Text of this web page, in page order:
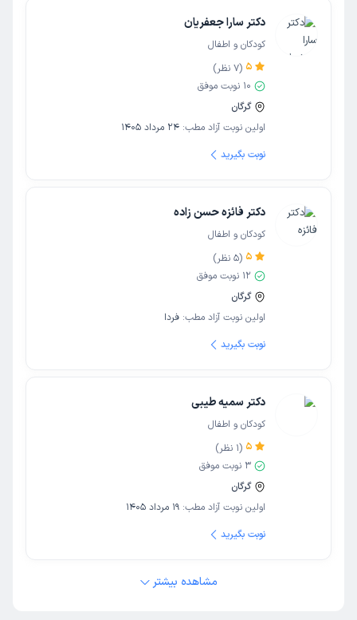
دکتر سارا جعفریان
کودکان و اطفال
5
(
7 نظر)
10 نوبت موفق
گرگان
اولین نوبت آزاد مطب: 24 مرداد 1405
نوبت بگیرید
دکتر فائزه حسن زاده
کودکان و اطفال
5
(
5 نظر)
12 نوبت موفق
گرگان
اولین نوبت آزاد مطب: فردا
نوبت بگیرید
دکتر سمیه طیبی
کودکان و اطفال
5
(
1 نظر)
3 نوبت موفق
گرگان
اولین نوبت آزاد مطب: 19 مرداد 1405
نوبت بگیرید
مشاهده بیشتر